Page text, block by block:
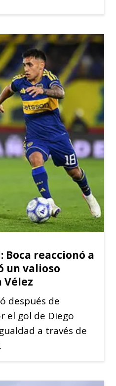
Boca reaccionó a
un valioso
después de
el gol de Diego
a través de